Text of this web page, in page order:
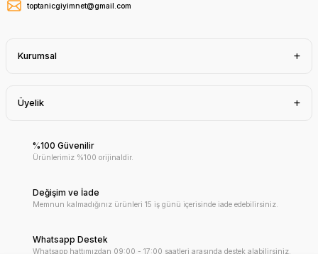
toptanicgiyimnet@gmail.com
Kurumsal
Üyelik
%100 Güvenilir
Ürünlerimiz %100 orijinaldir.
Değişim ve İade
Memnun kalmadığınız ürünleri 15 iş günü içerisinde iade edebilirsiniz.
Whatsapp Destek
Whatsapp hattımızdan 09:00 - 17:00 saatleri arasında destek alabilirsiniz.